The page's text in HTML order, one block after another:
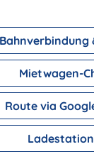
Bahnverbindung
Mietwagen-
Route via